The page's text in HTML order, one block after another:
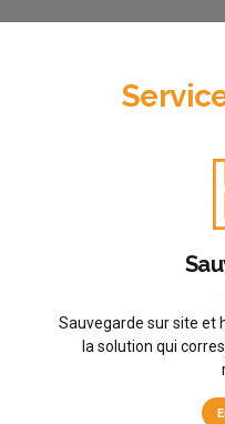
Sauvegarde sur site et
la solution qui